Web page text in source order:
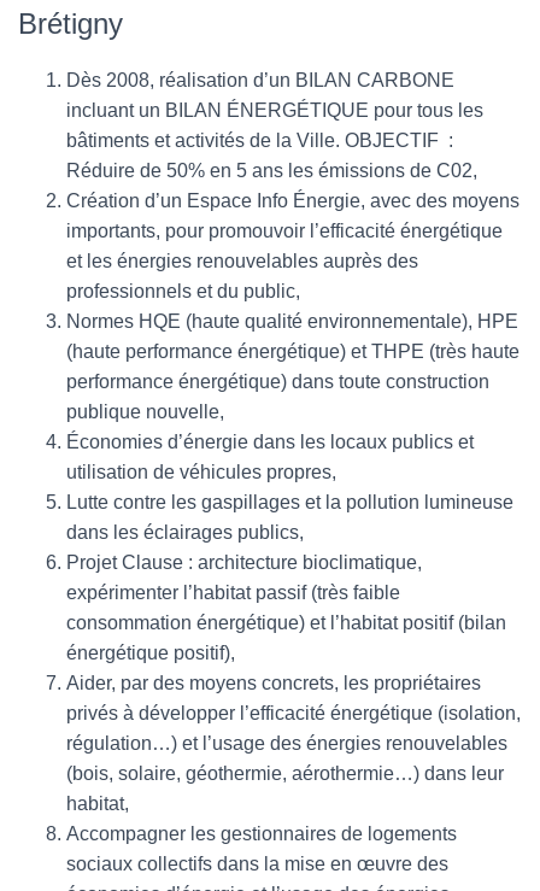
Brétigny
Dès 2008, réalisation d’un BILAN CARBONE
incluant un BILAN ÉNERGÉTIQUE pour tous les
bâtiments et activités de la Ville. OBJECTIF :
Réduire de 50% en 5 ans les émissions de C02,
Création d’un Espace Info Énergie, avec des moyens
importants, pour promouvoir l’efficacité énergétique
et les énergies renouvelables auprès des
professionnels et du public,
Normes HQE (haute qualité environnementale), HPE
(haute performance énergétique) et THPE (très haute
performance énergétique) dans toute construction
publique nouvelle,
Économies d’énergie dans les locaux publics et
utilisation de véhicules propres,
Lutte contre les gaspillages et la pollution lumineuse
dans les éclairages publics,
Projet Clause : architecture bioclimatique,
expérimenter l’habitat passif (très faible
consommation énergétique) et l’habitat positif (bilan
énergétique positif),
Aider, par des moyens concrets, les propriétaires
privés à développer l’efficacité énergétique (isolation,
régulation…) et l’usage des énergies renouvelables
(bois, solaire, géothermie, aérothermie…) dans leur
habitat,
Accompagner les gestionnaires de logements
sociaux collectifs dans la mise en œuvre des